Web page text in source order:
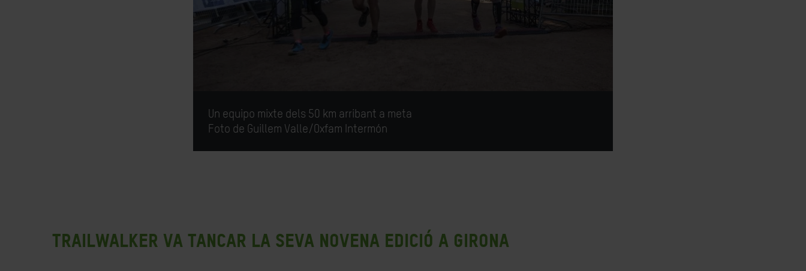
Un equipo mixte dels 50 km arribant a meta
Foto de Guillem Valle/Oxfam Intermón
Trailwalker va tancar la seva novena edició a Girona